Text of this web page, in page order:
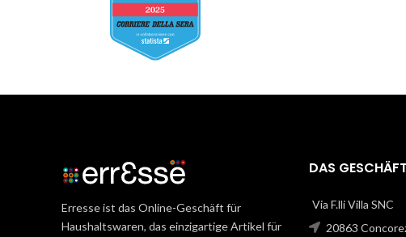
Erresse ist das Online-Geschäft für
Haushaltswaren, das einzigartige Artikel für
DAS GESCHÄFT
Via F.lli Villa SNC
20863